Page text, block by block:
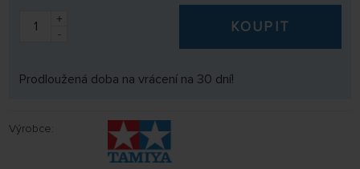
+
-
KOUPIT
Prodloužená doba na vrácení na 30 dní!
Výrobce: